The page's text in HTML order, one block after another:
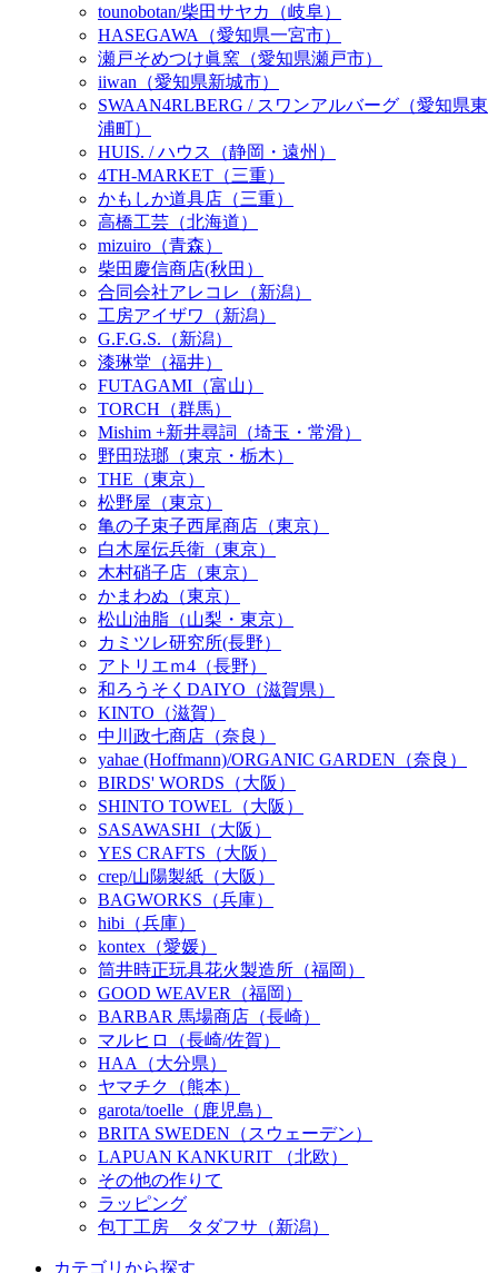
tounobotan/柴田サヤカ（岐阜）
HASEGAWA（愛知県一宮市）
瀬戸そめつけ眞窯（愛知県瀬戸市）
iiwan（愛知県新城市）
SWAAN4RLBERG / スワンアルバーグ（愛知県東
浦町）
HUIS. / ハウス（静岡・遠州）
4TH-MARKET（三重）
かもしか道具店（三重）
高橋工芸（北海道）
mizuiro（青森）
柴田慶信商店(秋田）
合同会社アレコレ（新潟）
工房アイザワ（新潟）
G.F.G.S.（新潟）
漆琳堂（福井）
FUTAGAMI（富山）
TORCH（群馬）
Mishim +新井尋詞（埼玉・常滑）
野田琺瑯（東京・栃木）
THE（東京）
松野屋（東京）
亀の子束子西尾商店（東京）
白木屋伝兵衛（東京）
木村硝子店（東京）
かまわぬ（東京）
松山油脂（山梨・東京）
カミツレ研究所(長野）
アトリエｍ4（長野）
和ろうそくDAIYO（滋賀県）
KINTO（滋賀）
中川政七商店（奈良）
yahae (Hoffmann)/ORGANIC GARDEN（奈良）
BIRDS' WORDS（大阪）
SHINTO TOWEL（大阪）
SASAWASHI（大阪）
YES CRAFTS（大阪）
crep/山陽製紙（大阪）
BAGWORKS（兵庫）
hibi（兵庫）
kontex（愛媛）
筒井時正玩具花火製造所（福岡）
GOOD WEAVER（福岡）
BARBAR 馬場商店（長崎）
マルヒロ（長崎/佐賀）
HAA（大分県）
ヤマチク（熊本）
garota/toelle（鹿児島）
BRITA SWEDEN（スウェーデン）
LAPUAN KANKURIT （北欧）
その他の作りて
ラッピング
包丁工房 タダフサ（新潟）
カテゴリから探す